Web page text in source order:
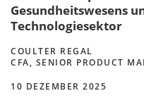
Gesundheitswesens
Technologiesektor
COULTER REGAL
CFA, SENIOR PRODUCT
10 DEZEMBER 2025